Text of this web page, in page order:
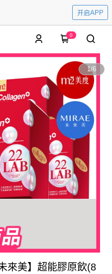
开启APP
0
1/6
來美】超能膠原飲(8